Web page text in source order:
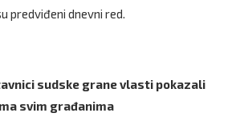
predviđeni dnevni red.
sudske grane vlasti pokazali
svim građanima